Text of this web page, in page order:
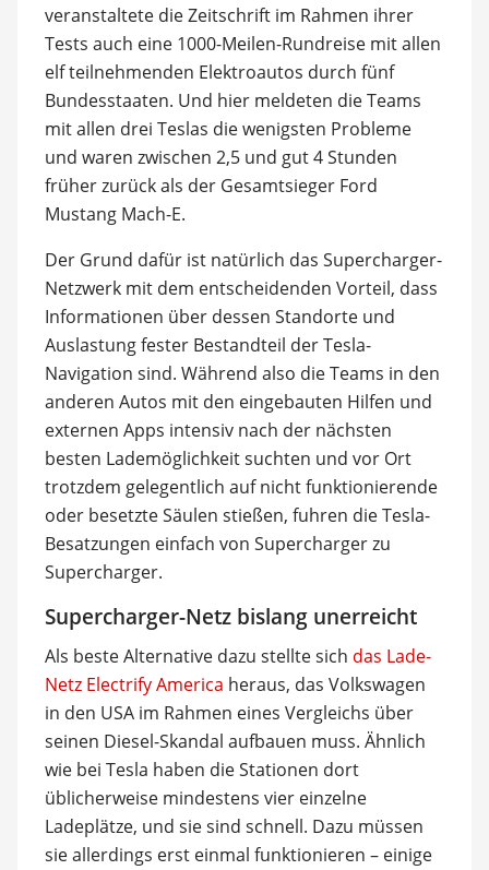
veranstaltete die Zeitschrift im Rahmen ihrer
Tests auch eine 1000-Meilen-Rundreise mit allen
elf teilnehmenden Elektroautos durch fünf
Bundesstaaten. Und hier meldeten die Teams
mit allen drei Teslas die wenigsten Probleme
und waren zwischen 2,5 und gut 4 Stunden
früher zurück als der Gesamtsieger Ford
Mustang Mach-E.
Der Grund dafür ist natürlich das Supercharger-
Netzwerk mit dem entscheidenden Vorteil, dass
Informationen über dessen Standorte und
Auslastung fester Bestandteil der Tesla-
Navigation sind. Während also die Teams in den
anderen Autos mit den eingebauten Hilfen und
externen Apps intensiv nach der nächsten
besten Lademöglichkeit suchten und vor Ort
trotzdem gelegentlich auf nicht funktionierende
oder besetzte Säulen stießen, fuhren die Tesla-
Besatzungen einfach von Supercharger zu
Supercharger.
Supercharger-Netz bislang unerreicht
Als beste Alternative dazu stellte sich das Lade-
Netz Electrify America heraus, das Volkswagen
in den USA im Rahmen eines Vergleichs über
seinen Diesel-Skandal aufbauen muss. Ähnlich
wie bei Tesla haben die Stationen dort
üblicherweise mindestens vier einzelne
Ladeplätze, und sie sind schnell. Dazu müssen
sie allerdings erst einmal funktionieren – einige